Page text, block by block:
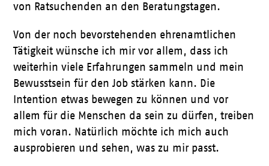
von Ratsuchenden an den Beratungstagen.
Von der noch bevorstehenden ehrenamtlichen
Tätigkeit wünsche ich mir vor allem, dass ich
weiterhin viele Erfahrungen sammeln und mein
Bewusstsein für den Job stärken kann. Die
Intention etwas bewegen zu können und vor
allem für die Menschen da sein zu dürfen, treiben
mich voran. Natürlich möchte ich mich auch
ausprobieren und sehen, was zu mir passt.